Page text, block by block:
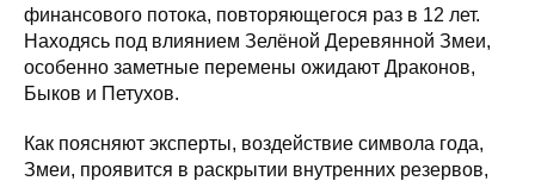
финансового потока, повторяющегося раз в 12 лет.
Находясь под влиянием Зелёной Деревянной Змеи,
особенно заметные перемены ожидают Драконов,
Быков и Петухов.
Как поясняют эксперты, воздействие символа года,
Змеи, проявится в раскрытии внутренних резервов,